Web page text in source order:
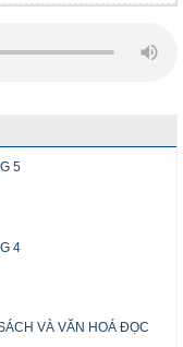
5
4
VÀ VĂN HOÁ ĐỌC